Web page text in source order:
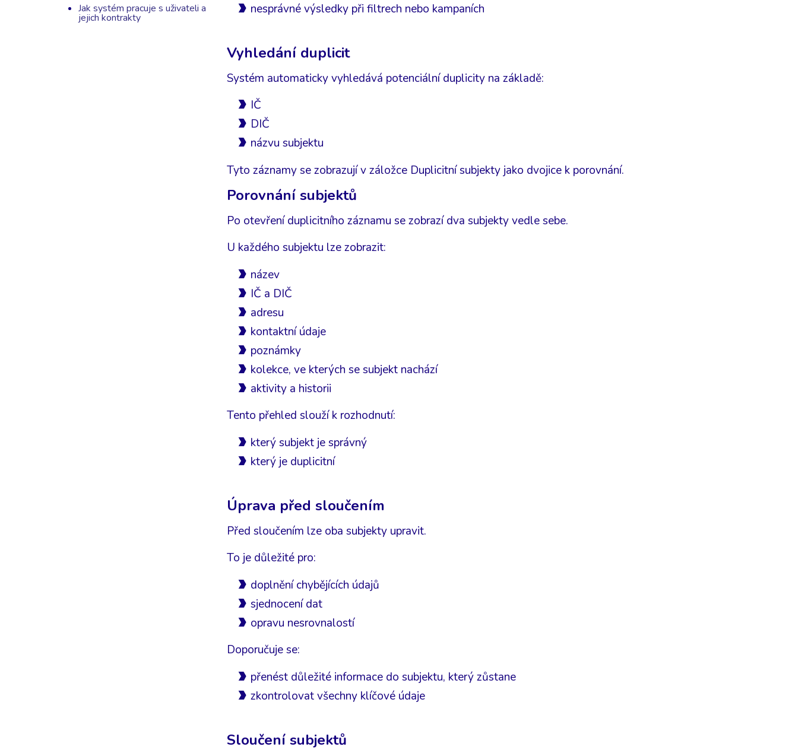
Jak systém pracuje s uživateli a
jejich kontrakty
nesprávné výsledky při filtrech nebo kampaních
Vyhledání duplicit
Systém automaticky vyhledává potenciální duplicity na základě:
IČ
DIČ
názvu subjektu
Tyto záznamy se zobrazují v záložce Duplicitní subjekty jako dvojice k porovnání.
Porovnání subjektů
Po otevření duplicitního záznamu se zobrazí dva subjekty vedle sebe.
U každého subjektu lze zobrazit:
název
IČ a DIČ
adresu
kontaktní údaje
poznámky
kolekce, ve kterých se subjekt nachází
aktivity a historii
Tento přehled slouží k rozhodnutí:
který subjekt je správný
který je duplicitní
Úprava před sloučením
Před sloučením lze oba subjekty upravit.
To je důležité pro:
doplnění chybějících údajů
sjednocení dat
opravu nesrovnalostí
Doporučuje se:
přenést důležité informace do subjektu, který zůstane
zkontrolovat všechny klíčové údaje
Sloučení subjektů